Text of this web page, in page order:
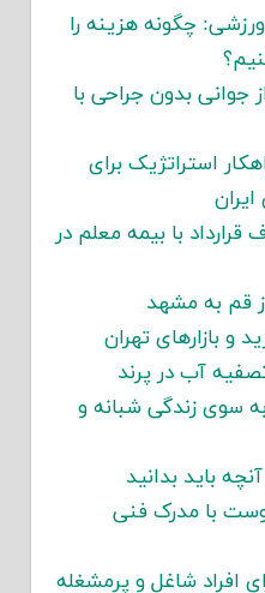
چگونه هزینه را
جوانی بدون جراحی با
استراتژیک برای
با بیمه معلم در
قم به مشهد
و بازارهای تهران
آب در پرند
به سوی زندگی شبانه و
باید بدانید
با مدرک فنی
افراد شاغل و پرمشغله